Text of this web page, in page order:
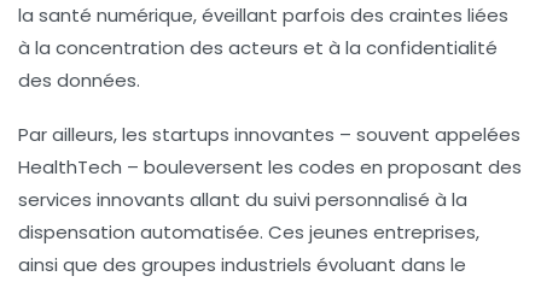
la santé numérique, éveillant parfois des craintes liées
à la concentration des acteurs et à la confidentialité
des données.
Par ailleurs, les startups innovantes – souvent appelées
HealthTech – bouleversent les codes en proposant des
services innovants allant du suivi personnalisé à la
dispensation automatisée. Ces jeunes entreprises,
ainsi que des groupes industriels évoluant dans le